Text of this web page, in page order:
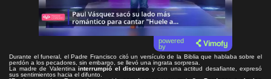
powered
by
Durante el funeral, el Padre Francisco citó un versículo de la Biblia que hablaba sobre el
perdón a los pecadores, sin embargo, se llevó una ingrata sorpresa.
La madre de Valentina interrumpió el discurso y con una actitud desafiante, expresó
sus sentimientos hacia el difunto.